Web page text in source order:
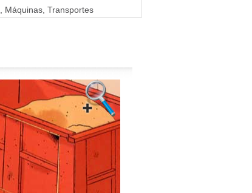
Máquinas, Transportes